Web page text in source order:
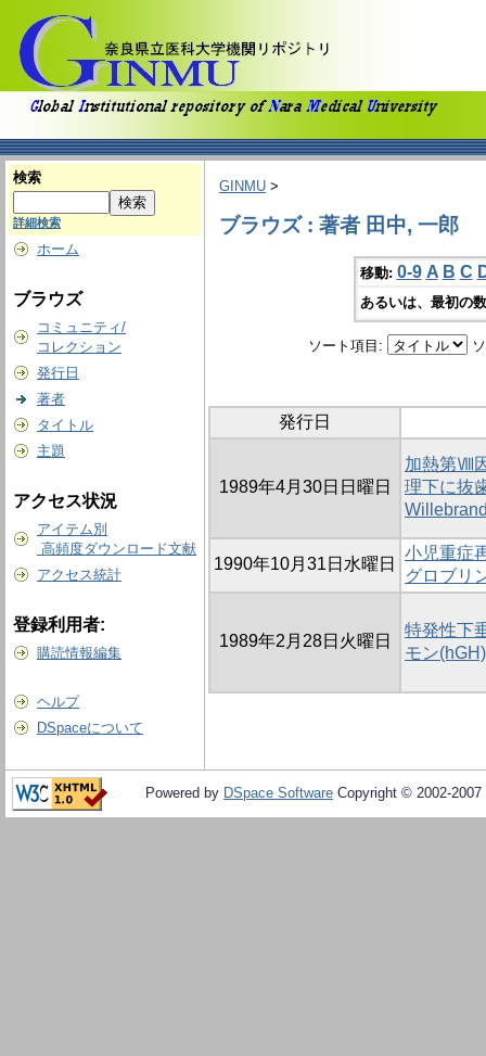
検索
詳細検索
ホーム
ブラウズ
コミュニティ/
コレクション
発行日
著者
タイトル
主題
アクセス状況
アイテム別
高頻度ダウンロード文献
アクセス統計
登録利用者:
購読情報編集
ヘルプ
DSpaceについて
GINMU >
ブラウズ : 著者 田中, 一郎
移動: 0-9 A B C
あるいは、最初の
ソート項目:
発行日
1989年4月30日日曜日
加熱第Ⅷ
理下に抜
1990年10月31日水曜日
小児重症
グロブリ
1989年2月28日火曜日
特発性下
モン
Powered by DSpace Software Copyright © 2002-2007